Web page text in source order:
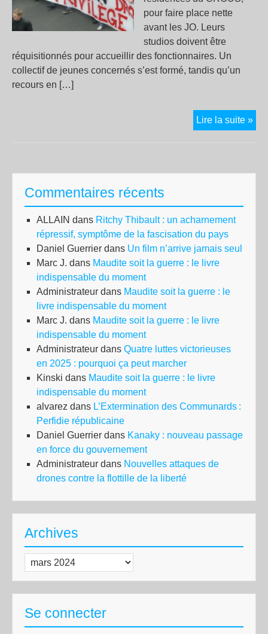
pour faire place nette
avant les JO. Leurs
studios doivent être
réquisitionnés pour accueillir des fonctionnaires. Un
collectif de jeunes concernés s’est formé, tandis qu’un
recours en […]
Lire la suite »
les
Commentaires récents
ALLAIN dans Ritchy Thibault : un acharnement
répressif, symptôme de la fascisation du pays
Daniel Guerrier dans Un film n’arrive jamais seul
Marc J. dans Maudite soit la guerre : le livre
indispensable du moment
Administrateur dans Maudite soit la guerre : le
livre indispensable du moment
Marc J. dans Maudite soit la guerre : le livre
indispensable du moment
Administrateur dans Quatre luttes victorieuses
en 2025 : pourquoi ça peut marcher
Kinski dans Maudite soit la guerre : le livre
indispensable du moment
alvarez dans L’Extermination des Communards :
Perfidie républicaine
Daniel Guerrier dans Kanaky : nouveau passage
en force du gouvernement
Administrateur dans Nouvelles attaques de
drones contre la flottille de la liberté
Archives
Archives
Se connecter